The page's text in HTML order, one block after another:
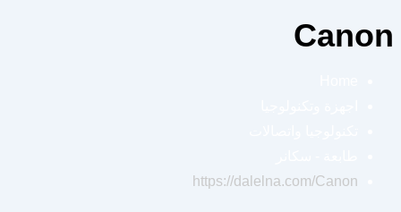
Canon
https://dalelna.com/Canon